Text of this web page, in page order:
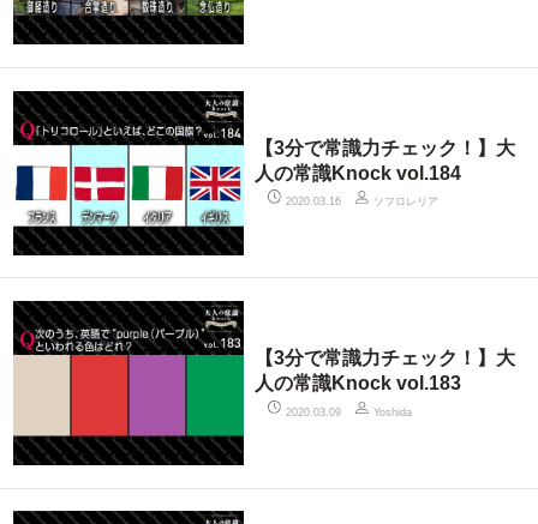
【3分で常識力チェック！】大
人の常識Knock vol.184
2020.03.16 ソフロレリア
【3分で常識力チェック！】大
人の常識Knock vol.183
2020.03.09 Yoshida